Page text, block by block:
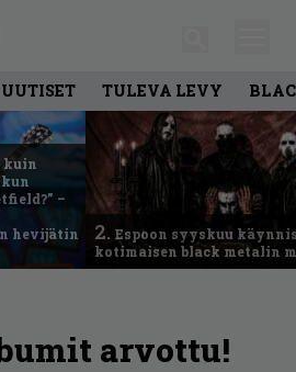
TULEVA LEVY
kuin
–
hevijätin
2. Espoon syyskuu
kotimaisen black metalin
arvottu!